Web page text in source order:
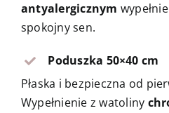
antyalergicznym
spokojny sen.
Poduszka 50×40 cm
Płaska i bezpieczna od
Wypełnienie z watoliny